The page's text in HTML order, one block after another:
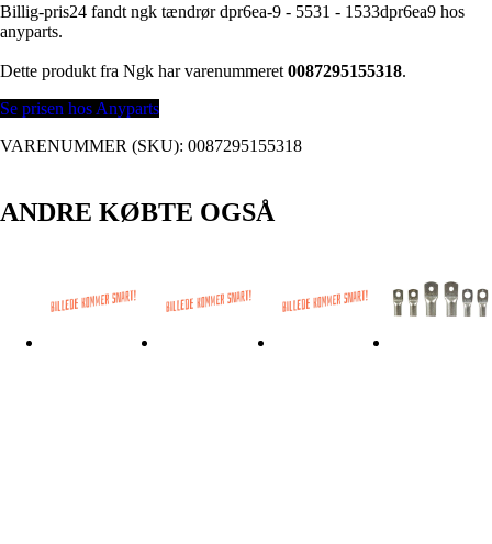
Billig-pris24 fandt ngk tændrør dpr6ea-9 - 5531 - 1533dpr6ea9 hos
anyparts.
Dette produkt fra Ngk har varenummeret 0087295155318.
Se prisen hos Anyparts
VARENUMMER (SKU): 0087295155318
ANDRE KØBTE OGSÅ